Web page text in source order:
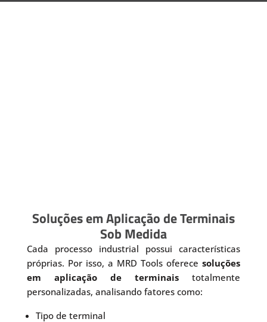
Soluções em Aplicação de Terminais
Sob Medida
Cada processo industrial possui características
próprias. Por isso, a MRD Tools oferecesoluções
em aplicação de terminais totalmente
personalizadas, analisando fatores como:
Tipo de terminal